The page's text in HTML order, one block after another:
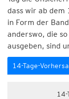
dass wir ab dem
in Form der
anderswo, die
ausgeben, sind
14-Tage-